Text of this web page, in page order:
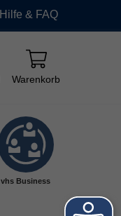
Hilfe & FAQ
Warenkorb
vhs Business